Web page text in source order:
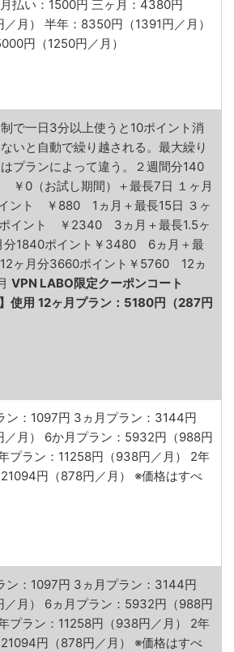
月払い：1500円 三ヶ月：4380円
／月） 半年：8350円（1391円／月）
円（1250円／月）
で一日3分以上使うと10ポイント消
いと自動で繰り越される。最大繰り
プランによって違う。２週間分140
￥0（お試し期間）＋最長7日 １ヶ月
ント ￥880 1ヵ月＋最長15日 ３ヶ
イント ￥2340 3ヵ月＋最長1.5ヶ
分1840ポイント￥3480 6ヵ月＋最
ヶ月分3660ポイント￥5760 12ヵ
VPN LABO限定クーポンコート
使用 12ヶ月プラン：5180円（287円
ン：1097円 3ヵ月プラン：3144円
／月） 6か月プラン：5932円（988円
プラン：11258円（938円／月） 2年
円（878円／月） ※価格はすべ
ン：1097円 3ヵ月プラン：3144円
／月） 6ヵ月プラン：5932円（988円
プラン：11258円（938円／月） 2年
円（878円／月） ※価格はすべ